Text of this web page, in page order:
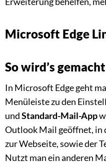
Microsoft Edge
So wird’s
In Microsoft Edge geht
Menüleiste zu den
undStandard-Mail-App
Outlook Mail geöffnet, in
zur Webseite, sowie der
Nutzt man ein anderen